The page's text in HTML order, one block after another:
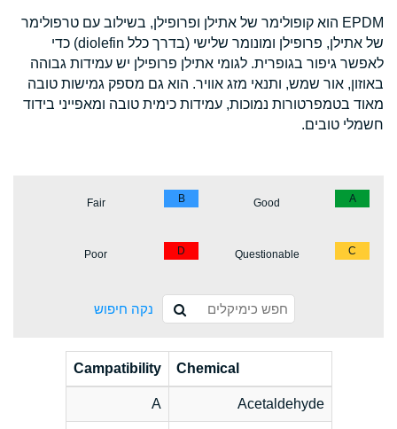
EPDM הוא קופולימר של אתילן ופרופילן, בשילוב עם טרפולימר
של אתילן, פרופילן ומונומר שלישי (בדרך כלל diolefin) כדי
לאפשר גיפור בגופרית. לגומי אתילן פרופילן יש עמידות גבוהה
באוזון, אור שמש, ותנאי מזג אוויר. הוא גם מספק גמישות טובה
מאוד בטמפרטורות נמוכות, עמידות כימית טובה ומאפייני בידוד
חשמלי טובים.
A
Good
B
Fair
C
Questionable
D
Poor
נקה חיפוש
Chemical
Campatibility
Acetaldehyde
A